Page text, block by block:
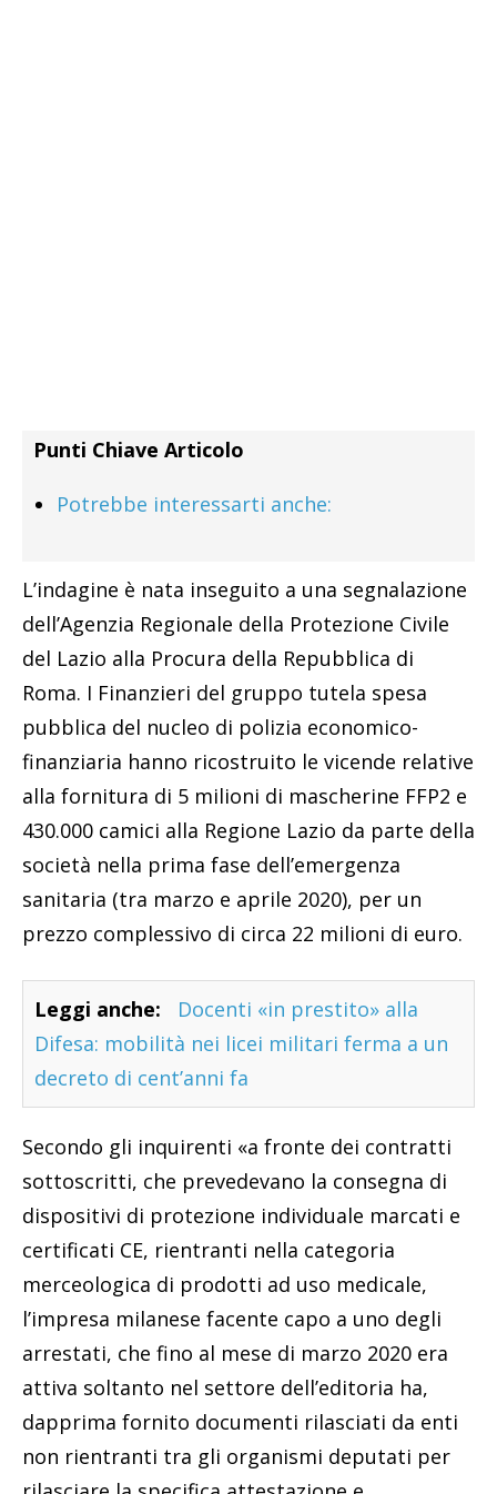
Punti Chiave Articolo
Potrebbe interessarti anche:
L’indagine è nata inseguito a una segnalazione
dell’Agenzia Regionale della Protezione Civile
del Lazio alla Procura della Repubblica di
Roma. I Finanzieri del gruppo tutela spesa
pubblica del nucleo di polizia economico-
finanziaria hanno ricostruito le vicende relative
alla fornitura di 5 milioni di mascherine FFP2 e
430.000 camici alla Regione Lazio da parte della
società nella prima fase dell’emergenza
sanitaria (tra marzo e aprile 2020), per un
prezzo complessivo di circa 22 milioni di euro.
Leggi anche:
Docenti «in prestito» alla
Difesa: mobilità nei licei militari ferma a un
decreto di cent’anni fa
Secondo gli inquirenti «a fronte dei contratti
sottoscritti, che prevedevano la consegna di
dispositivi di protezione individuale marcati e
certificati CE, rientranti nella categoria
merceologica di prodotti ad uso medicale,
l’impresa milanese facente capo a uno degli
arrestati, che fino al mese di marzo 2020 era
attiva soltanto nel settore dell’editoria ha,
dapprima fornito documenti rilasciati da enti
non rientranti tra gli organismi deputati per